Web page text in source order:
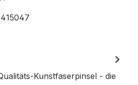
415047
Kunstfaserpinsel - die